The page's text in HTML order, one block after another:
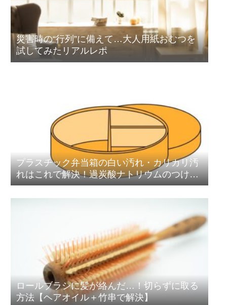
災害時の“行列”に備えて…大人用紙おむつを
試してみたリアルレポ
プラスチック弁当箱の白い汚れ・カリカリ汚
れはこれで解決！過炭酸ナトリウムのつけ置
き洗浄術
ロールブラシに髪が絡んだ…！切らずに取る
方法【ヘアオイル＋竹串で解決】